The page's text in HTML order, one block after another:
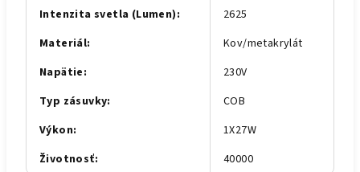
Intenzita svetla (Lumen):
2625
Materiál:
Kov/metakrylát
Napätie:
230V
Typ zásuvky:
COB
Výkon:
1X27W
Životnosť: 40000